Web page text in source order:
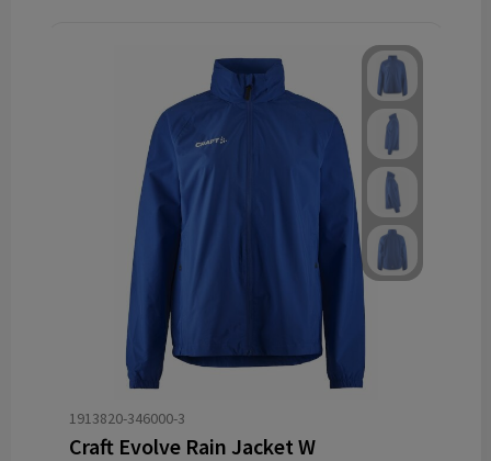
1913820-346000-3
Craft Evolve Rain Jacket W